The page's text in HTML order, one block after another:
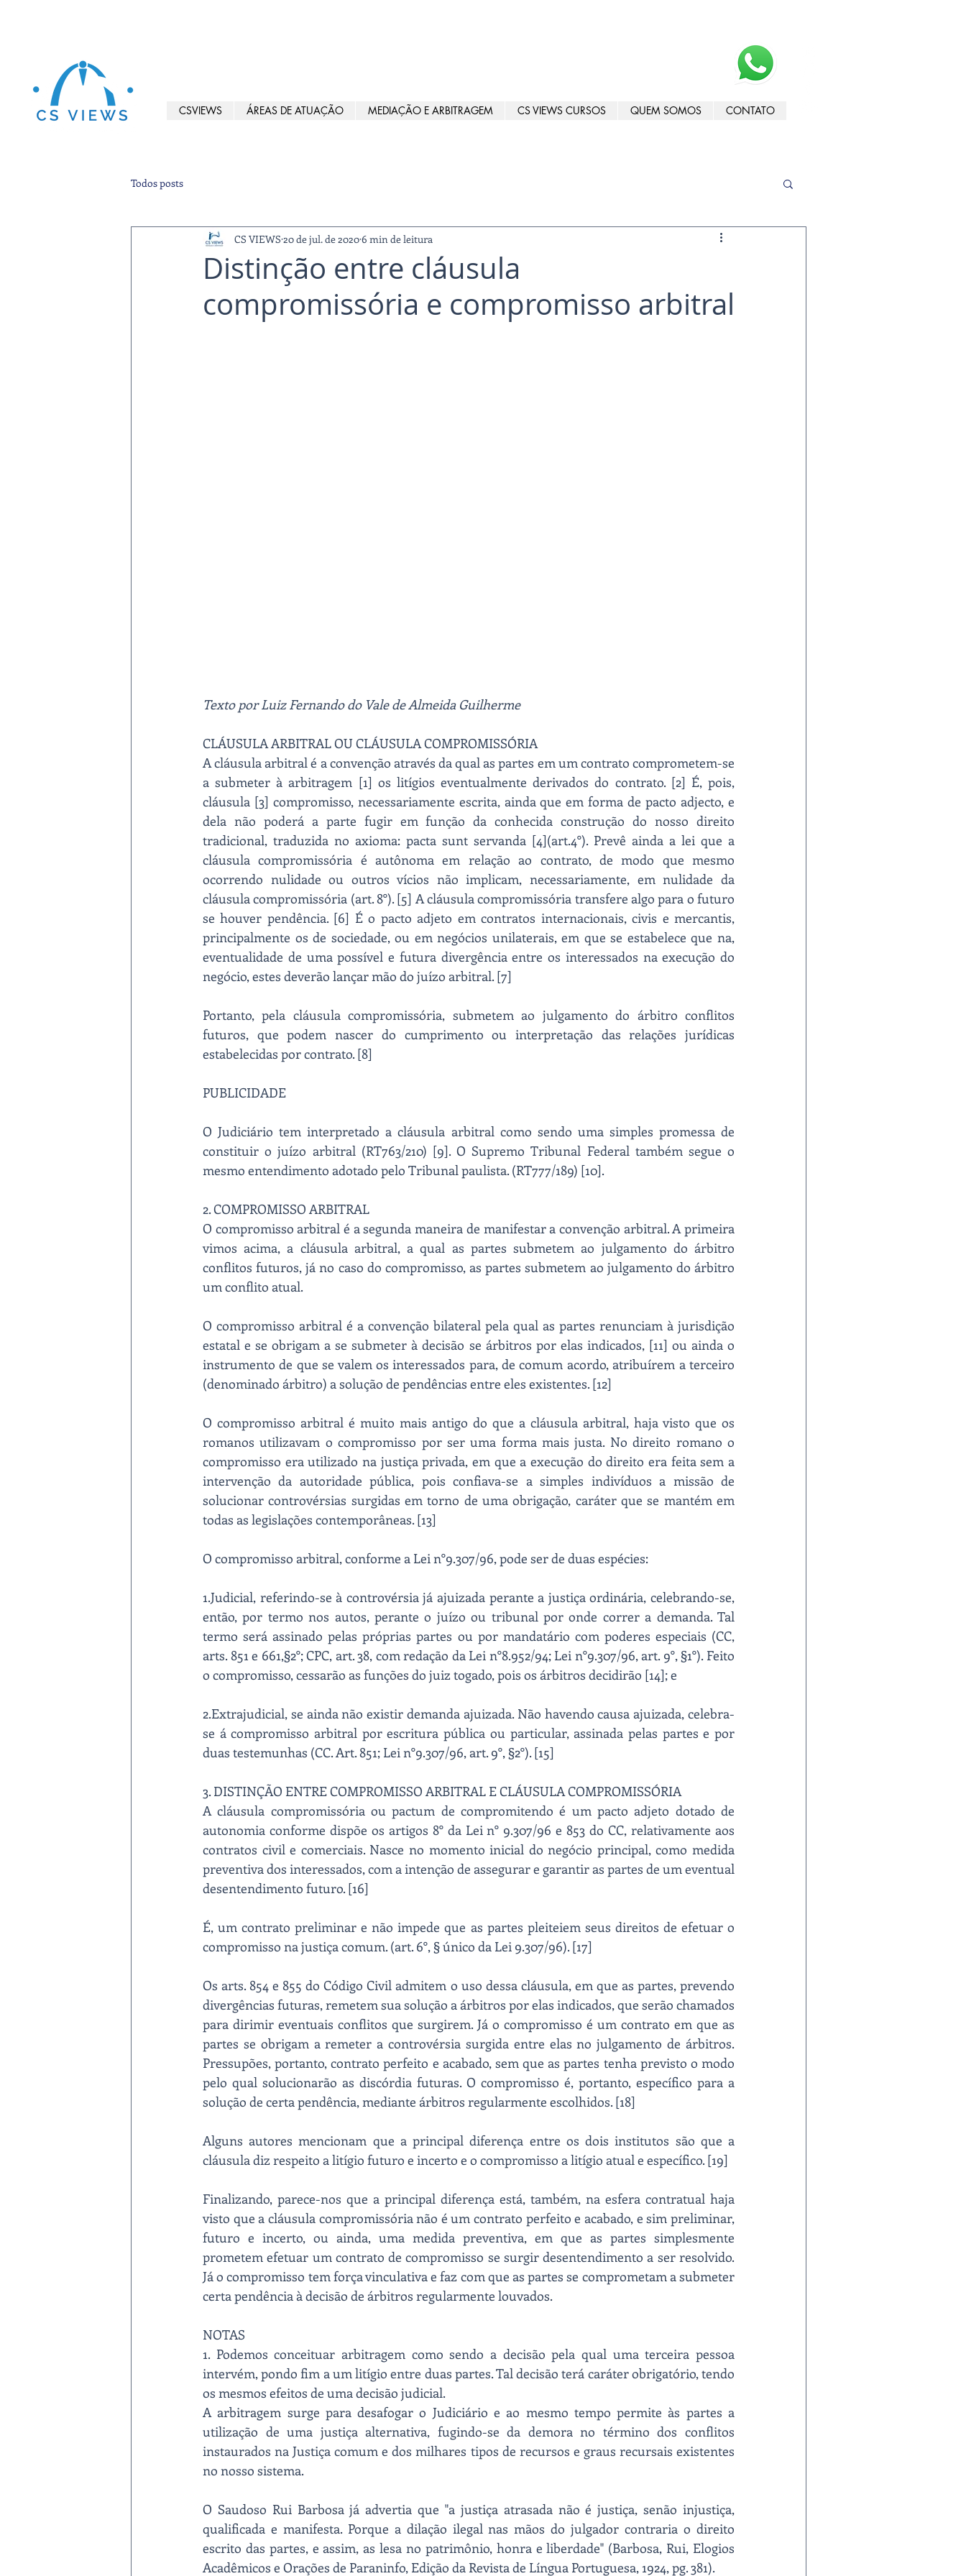
CSVIEWS ÁREAS DE ATUAÇÃO MEDIAÇÃO E ARBITRAGEM CS VIEWS CURSOS QUEM SOMOS CONTATO
Todos posts
Distinção entre cláusula
compromissória e compromisso arbitral
CS VIEWS 20 de jul. de 20206 min de leitura
Texto por Luiz Fernando do Vale de Almeida Guilherme
CLÁUSULA ARBITRAL OU CLÁUSULA COMPROMISSÓRIA
A cláusula arbitral é a convenção através da qual as partes em um contrato comprometem-se
a submeter à arbitragem [1] os litígios eventualmente derivados do contrato. [2] É, pois,
cláusula [3] compromisso, necessariamente escrita, ainda que em forma de pacto adjecto, e
dela não poderá a parte fugir em função da conhecida construção do nosso direito
tradicional, traduzida no axioma: pacta sunt servanda [4](art.4°). Prevê ainda a lei que a
cláusula compromissória é autônoma em relação ao contrato, de modo que mesmo
ocorrendo nulidade ou outros vícios não implicam, necessariamente, em nulidade da
cláusula compromissória (art. 8°). [5] A cláusula compromissória transfere algo para o futuro
se houver pendência. [6] É o pacto adjeto em contratos internacionais, civis e mercantis,
principalmente os de sociedade, ou em negócios unilaterais, em que se estabelece que na,
eventualidade de uma possível e futura divergência entre os interessados na execução do
negócio, estes deverão lançar mão do juízo arbitral. [7]
Portanto, pela cláusula compromissória, submetem ao julgamento do árbitro conflitos
futuros, que podem nascer do cumprimento ou interpretação das relações jurídicas
estabelecidas por contrato. [8]
PUBLICIDADE
O Judiciário tem interpretado a cláusula arbitral como sendo uma simples promessa de
constituir o juízo arbitral (RT763/210) [9]. O Supremo Tribunal Federal também segue o
mesmo entendimento adotado pelo Tribunal paulista. (RT777/189) [10].
2. COMPROMISSO ARBITRAL
O compromisso arbitral é a segunda maneira de manifestar a convenção arbitral. A primeira
vimos acima, a cláusula arbitral, a qual as partes submetem ao julgamento do árbitro
conflitos futuros, já no caso do compromisso, as partes submetem ao julgamento do árbitro
um conflito atual.
O compromisso arbitral é a convenção bilateral pela qual as partes renunciam à jurisdição
estatal e se obrigam a se submeter à decisão se árbitros por elas indicados, [11] ou ainda o
instrumento de que se valem os interessados para, de comum acordo, atribuírem a terceiro
(denominado árbitro) a solução de pendências entre eles existentes. [12]
O compromisso arbitral é muito mais antigo do que a cláusula arbitral, haja visto que os
romanos utilizavam o compromisso por ser uma forma mais justa. No direito romano o
compromisso era utilizado na justiça privada, em que a execução do direito era feita sem a
intervenção da autoridade pública, pois confiava-se a simples indivíduos a missão de
solucionar controvérsias surgidas em torno de uma obrigação, caráter que se mantém em
todas as legislações contemporâneas. [13]
O compromisso arbitral, conforme a Lei n°9.307/96, pode ser de duas espécies:
1.Judicial, referindo-se à controvérsia já ajuizada perante a justiça ordinária, celebrando-se,
então, por termo nos autos, perante o juízo ou tribunal por onde correr a demanda. Tal
termo será assinado pelas próprias partes ou por mandatário com poderes especiais (CC,
arts. 851 e 661,§2°; CPC, art. 38, com redação da Lei n°8.952/94; Lei n°9.307/96, art. 9°, §1°). Feito
o compromisso, cessarão as funções do juiz togado, pois os árbitros decidirão [14]; e
2.Extrajudicial, se ainda não existir demanda ajuizada. Não havendo causa ajuizada, celebra-
se á compromisso arbitral por escritura pública ou particular, assinada pelas partes e por
duas testemunhas (CC. Art. 851; Lei n°9.307/96, art. 9°, §2°). [15]
3. DISTINÇÃO ENTRE COMPROMISSO ARBITRAL E CLÁUSULA COMPROMISSÓRIA
A cláusula compromissória ou pactum de compromitendo é um pacto adjeto dotado de
autonomia conforme dispõe os artigos 8° da Lei n° 9.307/96 e 853 do CC, relativamente aos
contratos civil e comerciais. Nasce no momento inicial do negócio principal, como medida
preventiva dos interessados, com a intenção de assegurar e garantir as partes de um eventual
desentendimento futuro. [16]
É, um contrato preliminar e não impede que as partes pleiteiem seus direitos de efetuar o
compromisso na justiça comum. (art. 6°, § único da Lei 9.307/96). [17]
Os arts. 854 e 855 do Código Civil admitem o uso dessa cláusula, em que as partes, prevendo
divergências futuras, remetem sua solução a árbitros por elas indicados, que serão chamados
para dirimir eventuais conflitos que surgirem. Já o compromisso é um contrato em que as
partes se obrigam a remeter a controvérsia surgida entre elas no julgamento de árbitros.
Pressupões, portanto, contrato perfeito e acabado, sem que as partes tenha previsto o modo
pelo qual solucionarão as discórdia futuras. O compromisso é, portanto, específico para a
solução de certa pendência, mediante árbitros regularmente escolhidos. [18]
Alguns autores mencionam que a principal diferença entre os dois institutos são que a
cláusula diz respeito a litígio futuro e incerto e o compromisso a litígio atual e específico. [19]
Finalizando, parece-nos que a principal diferença está, também, na esfera contratual haja
visto que a cláusula compromissória não é um contrato perfeito e acabado, e sim preliminar,
futuro e incerto, ou ainda, uma medida preventiva, em que as partes simplesmente
prometem efetuar um contrato de compromisso se surgir desentendimento a ser resolvido.
Já o compromisso tem força vinculativa e faz com que as partes se comprometam a submeter
certa pendência à decisão de árbitros regularmente louvados.
NOTAS
1. Podemos conceituar arbitragem como sendo a decisão pela qual uma terceira pessoa
intervém, pondo fim a um litígio entre duas partes. Tal decisão terá caráter obrigatório, tendo
os mesmos efeitos de uma decisão judicial.
A arbitragem surge para desafogar o Judiciário e ao mesmo tempo permite às partes a
utilização de uma justiça alternativa, fugindo-se da demora no término dos conflitos
instaurados na Justiça comum e dos milhares tipos de recursos e graus recursais existentes
no nosso sistema.
O Saudoso Rui Barbosa já advertia que "a justiça atrasada não é justiça, senão injustiça,
qualificada e manifesta. Porque a dilação ilegal nas mãos do julgador contraria o direito
escrito das partes, e assim, as lesa no patrimônio, honra e liberdade" (Barbosa, Rui, Elogios
Acadêmicos e Orações de Paraninfo, Edição da Revista de Língua Portuguesa, 1924, pg. 381).